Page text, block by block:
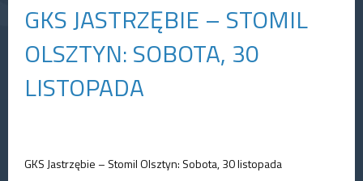
GKS JASTRZĘBIE – STOMIL
OLSZTYN: SOBOTA, 30
LISTOPADA
GKS Jastrzębie – Stomil Olsztyn: Sobota, 30 listopada